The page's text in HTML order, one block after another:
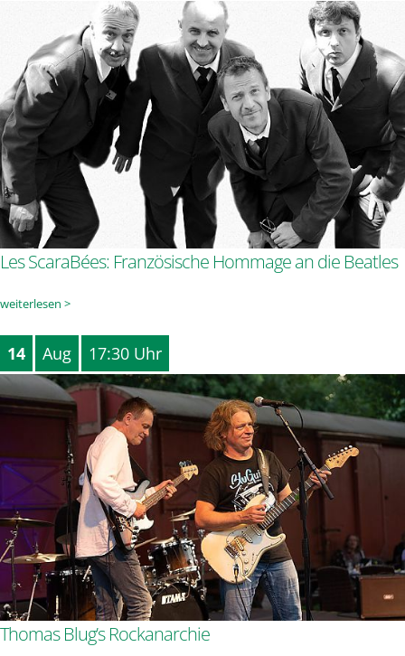
Les ScaraBées: Französische Hommage an die Beatles
weiterlesen >
14 Aug 17:30 Uhr
Thomas Blug’s Rockanarchie